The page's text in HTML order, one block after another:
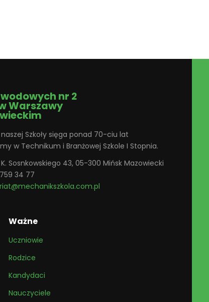
nr 2
Warszawy
Szkoły sięga ponad 70-ciu lat
w Technikum i Branżowej Szkole I Stopnia.
Sosnkowskiego 43, 05-300 Mińsk Mazowiecki
34 77
Ważne
Uczniowie
Rodzice
Kandydaci
Nauczyciele